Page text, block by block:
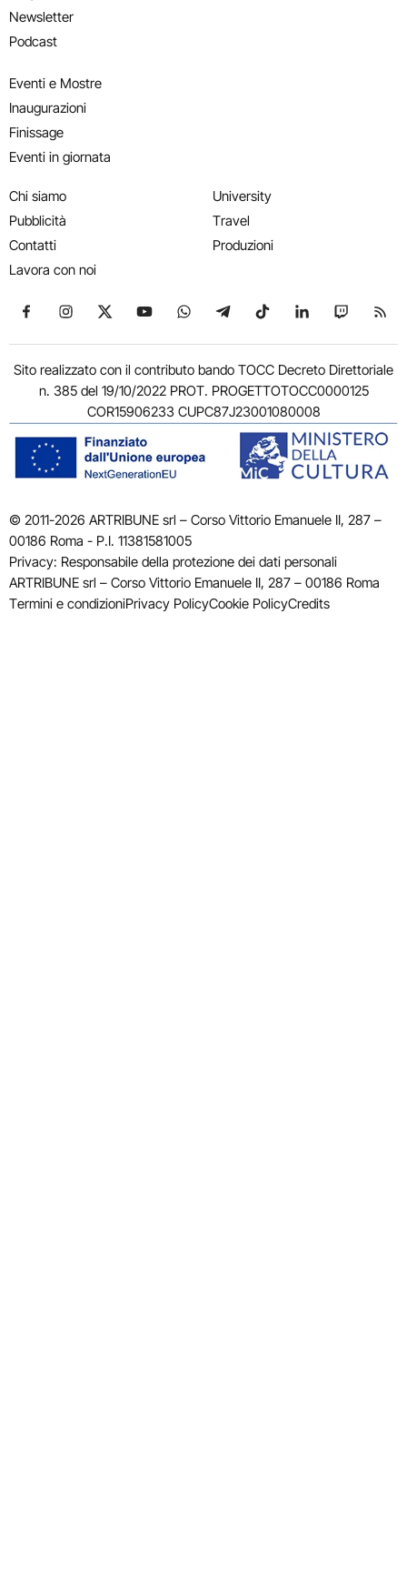
Newsletter
Podcast
Eventi e Mostre
Inaugurazioni
Finissage
Eventi in giornata
Chi siamo
Pubblicità
Contatti
Lavora con noi
University
Travel
Produzioni
Seguici su Facebook
Seguici su Instagram
Seguici su X
Seguici su YouTube
Seguici su WhatsApp
Seguici su Telegram
Seguici su TikTok
Seguici su
Seguici
Sito realizzato con il contributo bando TOCC Decreto Direttoriale
n. 385 del 19/10/2022 PROT. PROGETTOTOCC0000125
COR15906233 CUPC87J23001080008
© 2011-2026 ARTRIBUNE srl – Corso Vittorio Emanuele II, 287 –
00186 Roma - P.I. 11381581005
Privacy: Responsabile della protezione dei dati personali
ARTRIBUNE srl – Corso Vittorio Emanuele II, 287 – 00186 Roma
Termini e condizioniPrivacy PolicyCookie PolicyCredits